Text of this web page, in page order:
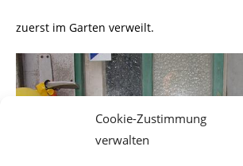
Cookie-Zustimmung
verwalten
zuerst im Garten verweilt.